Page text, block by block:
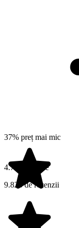
37% preț mai mic
4.7 din 5 stele
9.826 de recenzii